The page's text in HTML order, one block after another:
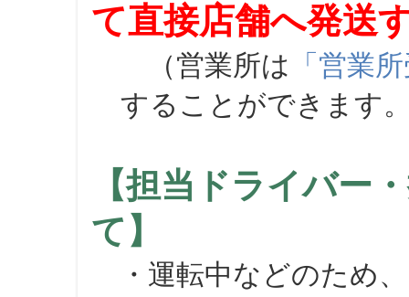
て直接店舗へ発送
（営業所は 「営業
することができます
【担当ドライバー
て】
・運転中などのため